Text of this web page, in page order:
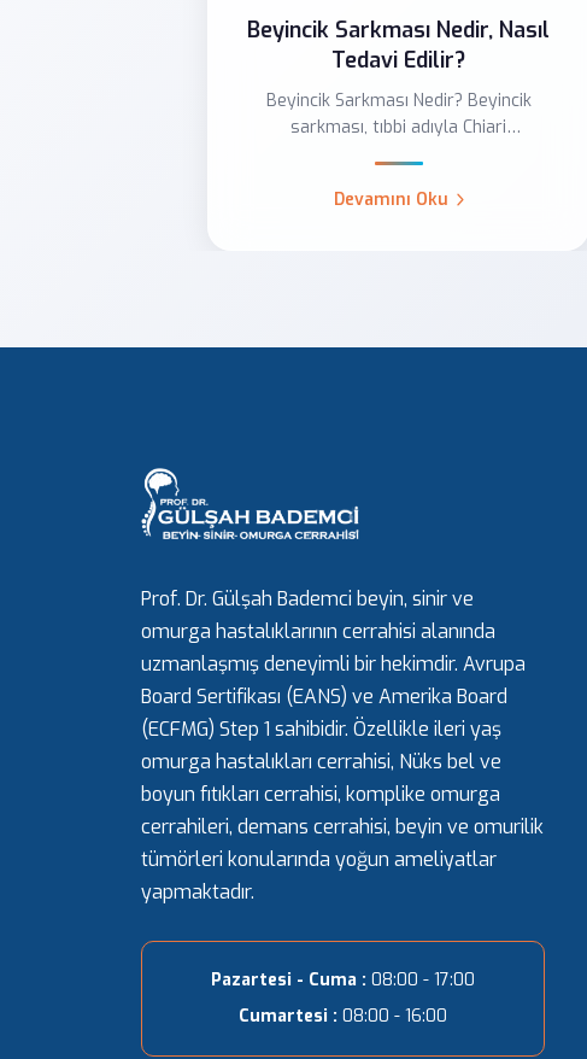
Beyincik Sarkması Nedir, Nasıl
Tedavi Edilir?
Beyincik Sarkması Nedir? Beyincik
sarkması, tıbbi adıyla Chiari
Devamını Oku
Prof. Dr. Gülşah Bademci beyin, sinir ve
omurga hastalıklarının cerrahisi alanında
uzmanlaşmış deneyimli bir hekimdir. Avrupa
Board Sertifikası (EANS) ve Amerika Board
(ECFMG) Step 1 sahibidir. Özellikle ileri yaş
omurga hastalıkları cerrahisi, Nüks bel ve
boyun fıtıkları cerrahisi, komplike omurga
cerrahileri, demans cerrahisi, beyin ve omurilik
tümörleri konularında yoğun ameliyatlar
yapmaktadır.
Pazartesi - Cuma : 08:00 - 17:00
Cumartesi : 08:00 - 16:00